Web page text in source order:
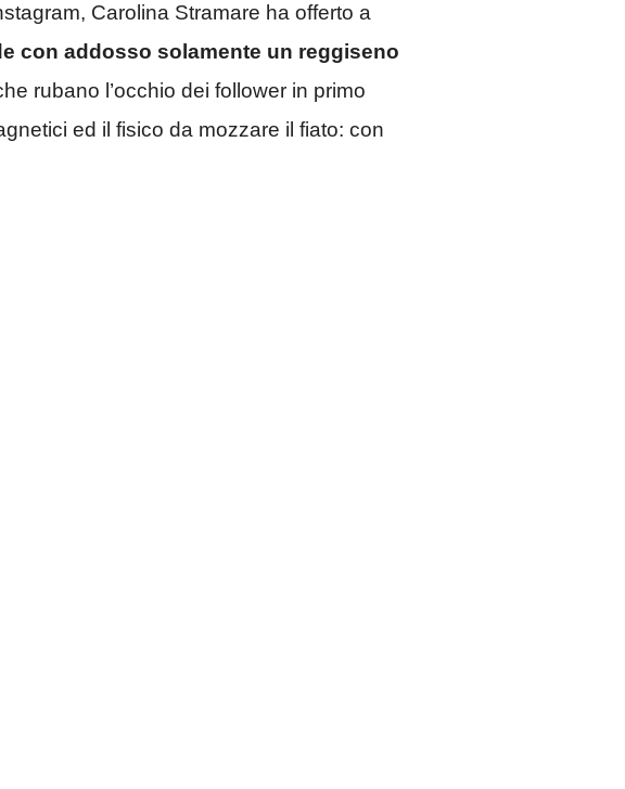
Carolina Stramare ha offerto a
con addosso solamente un reggiseno
rubano l’occhio dei follower in primo
ed il fisico da mozzare il fiato: con